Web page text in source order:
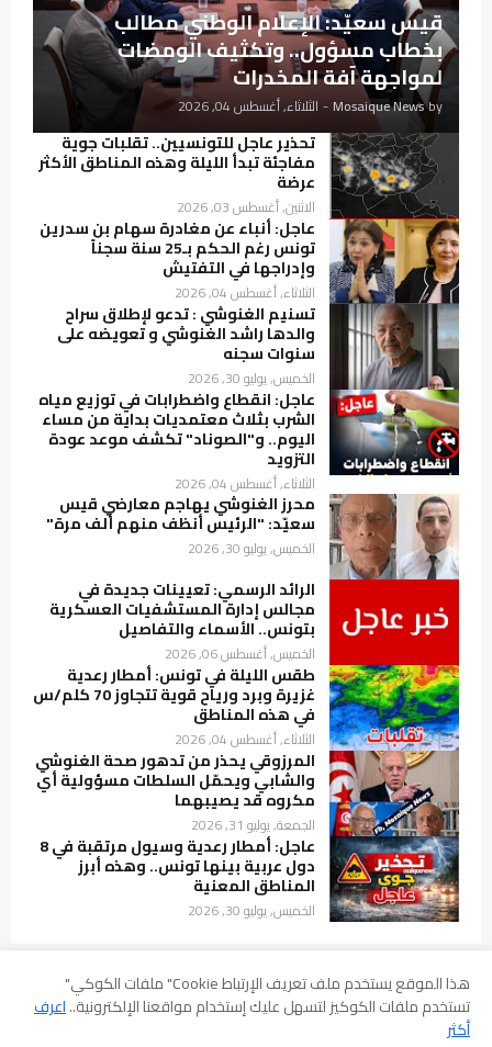
قيس سعيّد: الإعلام الوطني مطالب
بخطاب مسؤول.. وتكثيف الومضات
لمواجهة آفة المخدرات
by
Mosaique News
- الثلاثاء, أغسطس 04, 2026
تحذير عاجل للتونسيين.. تقلبات جوية
مفاجئة تبدأ الليلة وهذه المناطق الأكثر
عرضة
الاثنين, أغسطس 03, 2026
عاجل: أنباء عن مغادرة سهام بن سدرين
تونس رغم الحكم بـ25 سنة سجناً
وإدراجها في التفتيش
الثلاثاء, أغسطس 04, 2026
تسنيم الغنوشي : تدعو لإطلاق سراح
والدها راشد الغنوشي و تعويضه على
سنوات سجنه
الخميس, يوليو 30, 2026
عاجل: انقطاع واضطرابات في توزيع مياه
الشرب بثلاث معتمديات بداية من مساء
اليوم.. و"الصوناد" تكشف موعد عودة
التزويد
الثلاثاء, أغسطس 04, 2026
محرز الغنوشي يهاجم معارضي قيس
سعيّد: "الرئيس أنظف منهم ألف مرة"
الخميس, يوليو 30, 2026
الرائد الرسمي: تعيينات جديدة في
مجالس إدارة المستشفيات العسكرية
بتونس.. الأسماء والتفاصيل
الخميس, أغسطس 06, 2026
طقس الليلة في تونس: أمطار رعدية
غزيرة وبرد ورياح قوية تتجاوز 70 كلم/س
في هذه المناطق
الثلاثاء, أغسطس 04, 2026
المرزوقي يحذر من تدهور صحة الغنوشي
والشابي ويحمّل السلطات مسؤولية أي
مكروه قد يصيبهما
الجمعة, يوليو 31, 2026
عاجل: أمطار رعدية وسيول مرتقبة في 8
دول عربية بينها تونس.. وهذه أبرز
المناطق المعنية
الخميس, يوليو 30, 2026
سياسة الخصوصية شروط الإستخدام
إخلاء المسؤولية
سياسة ملفات الارتباط (Cookies)
هذا الموقع يستخدم ملف تعريف الإرتباط Cookie" ملفات الكوكي"
تستخدم ملفات الكوكيز لتسهل عليك إستخدام مواقعنا الإلكترونية..اعرف
أكثر